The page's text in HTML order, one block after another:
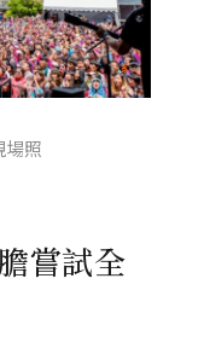
場照
嘗試全